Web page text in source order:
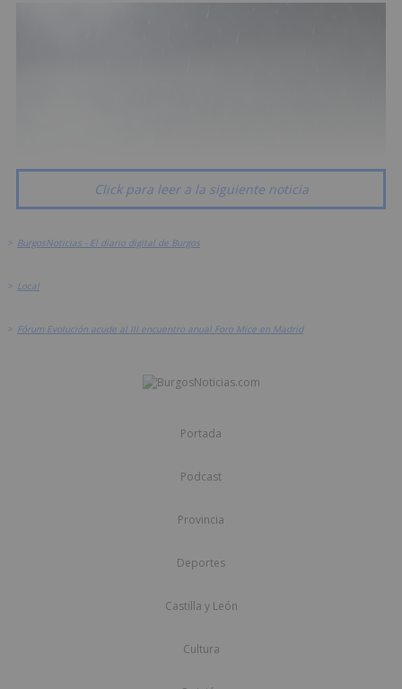
Click para leer a la siguiente noticia
> BurgosNoticias - El diario digital de Burgos
> Local
> Fórum Evolución acude al III encuentro anual Foro Mice en Madrid
Portada
Podcast
Provincia
Deportes
Castilla y León
Cultura